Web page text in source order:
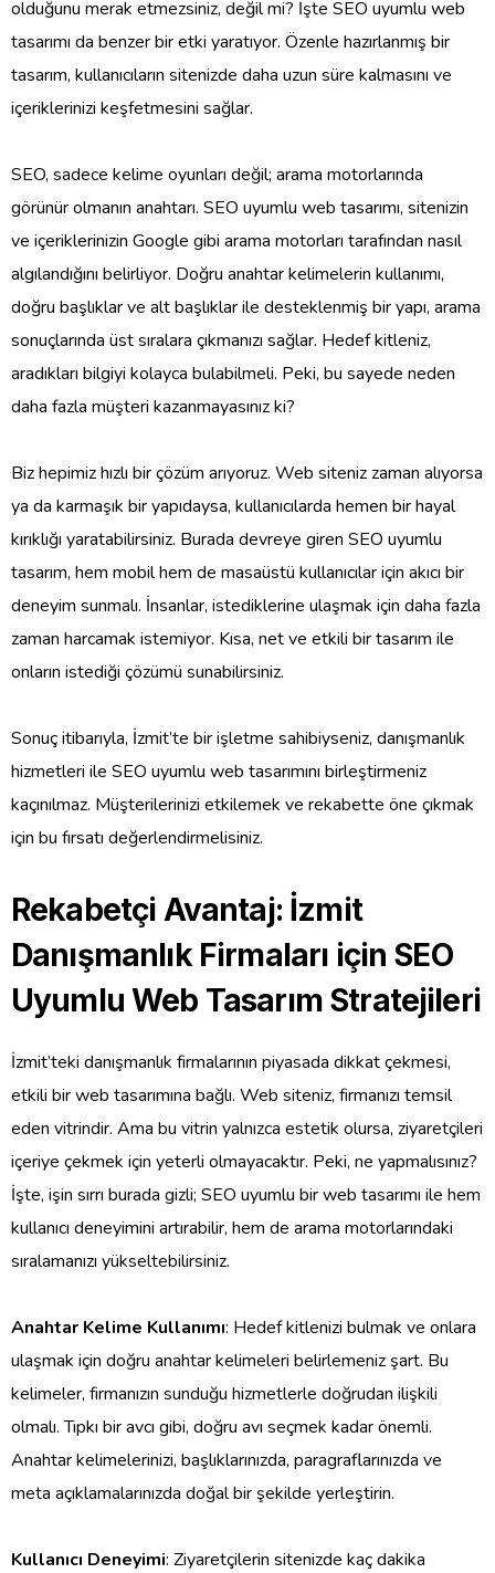
olduğunu merak etmezsiniz, değil mi? İşte SEO uyumlu web
tasarımı da benzer bir etki yaratıyor. Özenle hazırlanmış bir
tasarım, kullanıcıların sitenizde daha uzun süre kalmasını ve
içeriklerinizi keşfetmesini sağlar.
SEO, sadece kelime oyunları değil; arama motorlarında
görünür olmanın anahtarı. SEO uyumlu web tasarımı, sitenizin
ve içeriklerinizin Google gibi arama motorları tarafından nasıl
algılandığını belirliyor. Doğru anahtar kelimelerin kullanımı,
doğru başlıklar ve alt başlıklar ile desteklenmiş bir yapı, arama
sonuçlarında üst sıralara çıkmanızı sağlar. Hedef kitleniz,
aradıkları bilgiyi kolayca bulabilmeli. Peki, bu sayede neden
daha fazla müşteri kazanmayasınız ki?
Biz hepimiz hızlı bir çözüm arıyoruz. Web siteniz zaman alıyorsa
ya da karmaşık bir yapıdaysa, kullanıcılarda hemen bir hayal
kırıklığı yaratabilirsiniz. Burada devreye giren SEO uyumlu
tasarım, hem mobil hem de masaüstü kullanıcılar için akıcı bir
deneyim sunmalı. İnsanlar, istediklerine ulaşmak için daha fazla
zaman harcamak istemiyor. Kısa, net ve etkili bir tasarım ile
onların istediği çözümü sunabilirsiniz.
Sonuç itibarıyla, İzmit’te bir işletme sahibiyseniz, danışmanlık
hizmetleri ile SEO uyumlu web tasarımını birleştirmeniz
kaçınılmaz. Müşterilerinizi etkilemek ve rekabette öne çıkmak
için bu fırsatı değerlendirmelisiniz.
Rekabetçi Avantaj: İzmit
Danışmanlık Firmaları için SEO
Uyumlu Web Tasarım Stratejileri
İzmit’teki danışmanlık firmalarının piyasada dikkat çekmesi,
etkili bir web tasarımına bağlı. Web siteniz, firmanızı temsil
eden vitrindir. Ama bu vitrin yalnızca estetik olursa, ziyaretçileri
içeriye çekmek için yeterli olmayacaktır. Peki, ne yapmalısınız?
İşte, işin sırrı burada gizli; SEO uyumlu bir web tasarımı ile hem
kullanıcı deneyimini artırabilir, hem de arama motorlarındaki
sıralamanızı yükseltebilirsiniz.
Anahtar Kelime Kullanımı: Hedef kitlenizi bulmak ve onlara
ulaşmak için doğru anahtar kelimeleri belirlemeniz şart. Bu
kelimeler, firmanızın sunduğu hizmetlerle doğrudan ilişkili
olmalı. Tıpkı bir avcı gibi, doğru avı seçmek kadar önemli.
Anahtar kelimelerinizi, başlıklarınızda, paragraflarınızda ve
meta açıklamalarınızda doğal bir şekilde yerleştirin.
Kullanıcı Deneyimi: Ziyaretçilerin sitenizde kaç dakika